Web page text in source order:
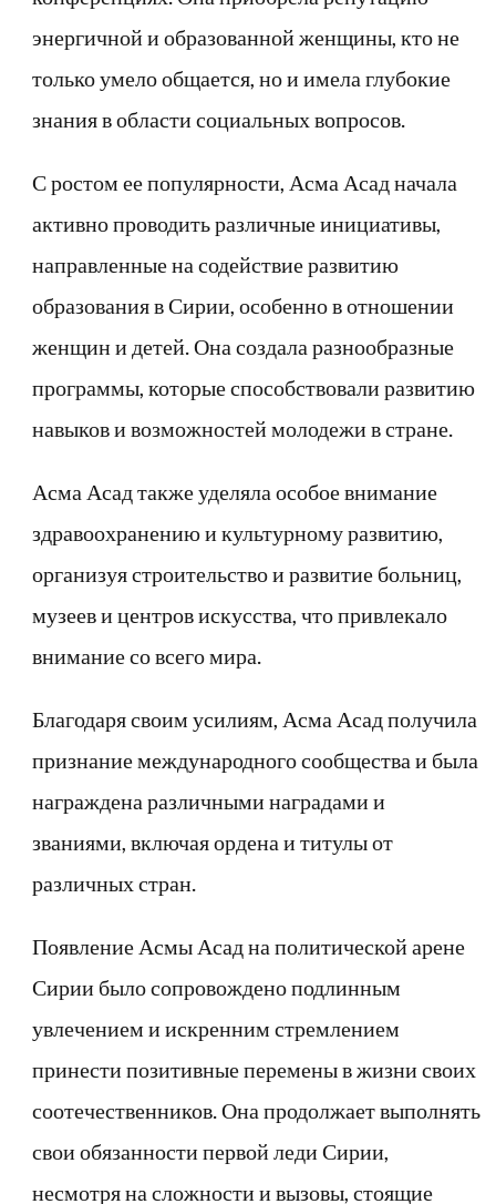
энергичной и образованной женщины, кто не
только умело общается, но и имела глубокие
знания в области социальных вопросов.
С ростом ее популярности, Асма Асад начала
активно проводить различные инициативы,
направленные на содействие развитию
образования в Сирии, особенно в отношении
женщин и детей. Она создала разнообразные
программы, которые способствовали развитию
навыков и возможностей молодежи в стране.
Асма Асад также уделяла особое внимание
здравоохранению и культурному развитию,
организуя строительство и развитие больниц,
музеев и центров искусства, что привлекало
внимание со всего мира.
Благодаря своим усилиям, Асма Асад получила
признание международного сообщества и была
награждена различными наградами и
званиями, включая ордена и титулы от
различных стран.
Появление Асмы Асад на политической арене
Сирии было сопровождено подлинным
увлечением и искренним стремлением
принести позитивные перемены в жизни своих
соотечественников. Она продолжает выполнять
свои обязанности первой леди Сирии,
несмотря на сложности и вызовы, стоящие